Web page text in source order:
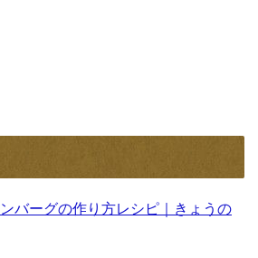
バーグの作り方レシピ｜きょうの